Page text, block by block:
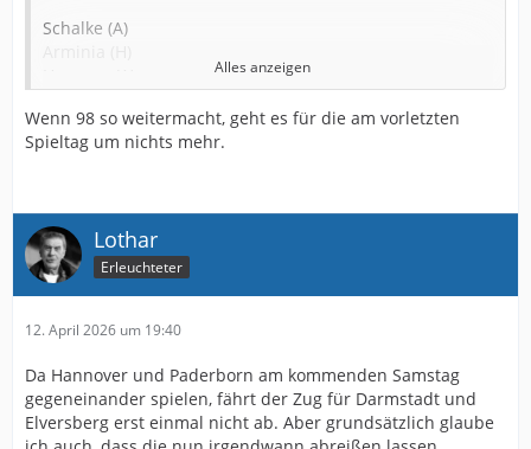
Schalke (A)
Elbersberg (A)
muß, überhaupt noch ne Chance zu haben. Plus Derby.
Da will ich unsere Pokalarminia sehen. Also nicht die
vom Finale in Berlin, ich hoffe ihr versteht mich
Alles anzeigen
Wenn 98 so weitermacht, geht es für die am vorletzten
Spieltag um nichts mehr.
Lothar
Erleuchteter
12. April 2026 um 19:40
Da Hannover und Paderborn am kommenden Samstag
gegeneinander spielen, fährt der Zug für Darmstadt und
Elversberg erst einmal nicht ab. Aber grundsätzlich glaube